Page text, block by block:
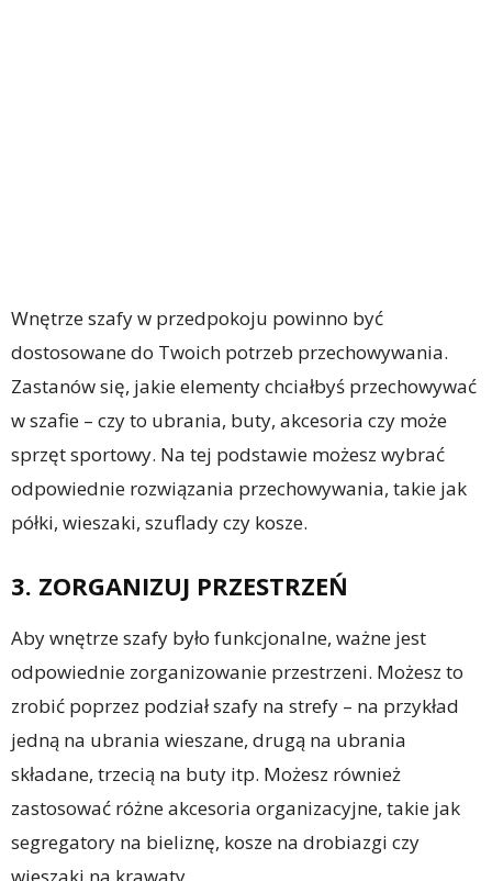
Wnętrze szafy w przedpokoju powinno być
dostosowane do Twoich potrzeb przechowywania.
Zastanów się, jakie elementy chciałbyś przechowywać
w szafie – czy to ubrania, buty, akcesoria czy może
sprzęt sportowy. Na tej podstawie możesz wybrać
odpowiednie rozwiązania przechowywania, takie jak
półki, wieszaki, szuflady czy kosze.
3. ZORGANIZUJ PRZESTRZEŃ
Aby wnętrze szafy było funkcjonalne, ważne jest
odpowiednie zorganizowanie przestrzeni. Możesz to
zrobić poprzez podział szafy na strefy – na przykład
jedną na ubrania wieszane, drugą na ubrania
składane, trzecią na buty itp. Możesz również
zastosować różne akcesoria organizacyjne, takie jak
segregatory na bieliznę, kosze na drobiazgi czy
wieszaki na krawaty.